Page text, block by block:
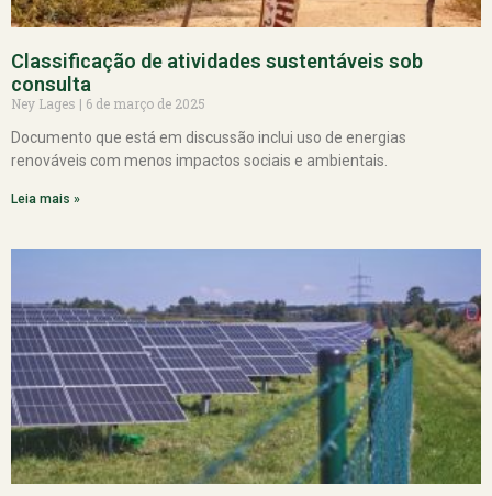
Classificação de atividades sustentáveis sob
consulta
Ney Lages
6 de março de 2025
Documento que está em discussão inclui uso de energias
renováveis com menos impactos sociais e ambientais.
Leia mais »